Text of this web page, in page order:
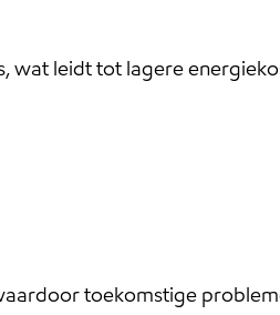
wat leidt tot lagere
toekomstige